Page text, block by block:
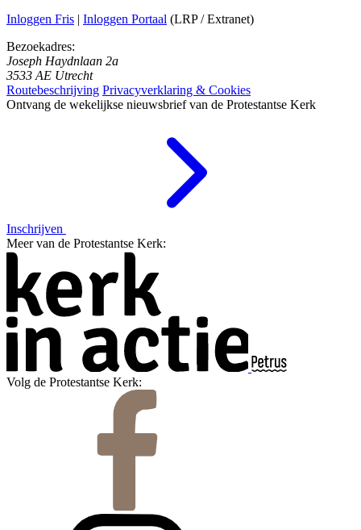
Inloggen Fris
Inloggen Portaal (LRP / Extranet)
Bezoekadres:
Joseph Haydnlaan 2a
3533 AE Utrecht
Routebeschrijving Privacyverklaring & Cookies
Ontvang de wekelijkse nieuwsbrief van de Protestantse Kerk
Inschrijven
Meer van de Protestantse Kerk:
Volg de Protestantse Kerk: